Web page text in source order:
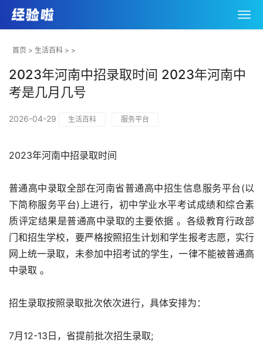
首页 > 生活百科 > >
2023年河南中招录取时间 2023年河南中
考是几月几号
2026-04-29 生活百科 服务平台
2023年河南中招录取时间
普通高中录取全部在河南省普通高中招生信息服务平台(以
下简称服务平台)上进行，初中学业水平考试成绩和综合素
质评定结果是普通高中录取的主要依据 。各级教育行政部
门和招生学校，要严格按照招生计划和学生报考志愿，实行
网上统一录取，未参加中招考试的学生，一律不能被普通高
中录取 。
招生录取按照录取批次依次进行，具体安排为：
7月12-13日，省提前批次招生录取;